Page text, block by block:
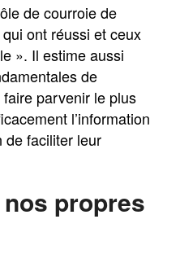
de courroie de
ont réussi et ceux
». Il estime aussi
de
faire parvenir le plus
l’information
de faciliter leur
propres